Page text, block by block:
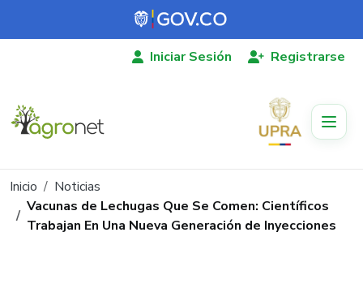
Pasar al contenido principal
Iniciar Sesión Registrarse
Ruta de navegación
Inicio
Noticias
Vacunas de Lechugas Que Se Comen: Científicos
Trabajan En Una Nueva Generación de Inyecciones